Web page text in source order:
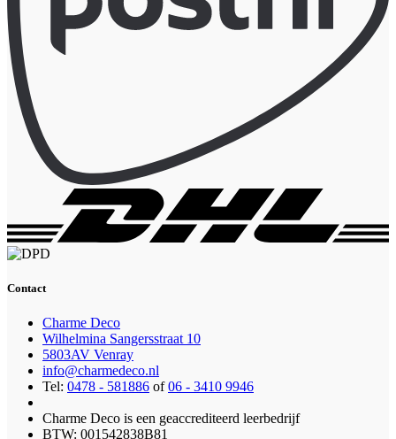
Contact
Charme Deco
Wilhelmina Sangersstraat 10
5803AV Venray
info@charmedeco.nl
Tel: 0478 - 581886 of06 - 3410 9946
Charme Deco is een geaccrediteerd leerbedrijf
BTW: 001542838B81